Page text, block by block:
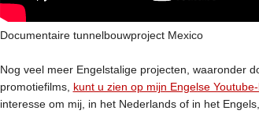
Documentaire tunnelbouwproject Mexico
Nog veel meer Engelstalige projecten, waaronder
promotiefilms, kunt u zien op mijn Engelse
interesse om mij, in het Nederlands of in het